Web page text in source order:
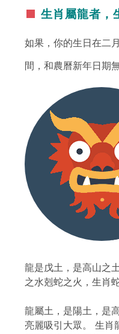
生肖屬龍者
如果，你的生日在二
間，和農曆新年日期
龍是戊土，是高山之
之水剋蛇之火，生肖
龍屬土，是陽土，是
亮麗吸引大眾。 生肖